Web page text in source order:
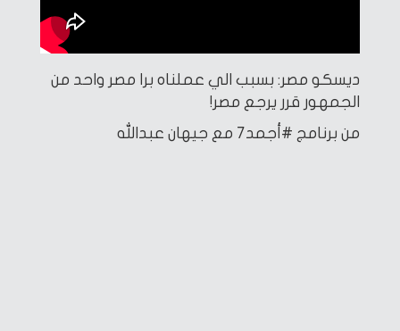
ديسكو مصر: بسبب الي عملناه برا مصر واحد من
الجمهور قرر يرجع مصر!
من برنامج #أجمد7 مع جيهان عبدالله